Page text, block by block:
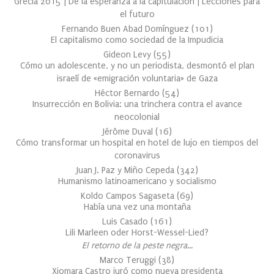
el futuro
Fernando Buen Abad Domínguez (101 )
El capitalismo como sociedad de la Impudicia
Gideon Levy (55)
Cómo un adolescente, y no un periodista, desmontó el plan
israelí de «emigración voluntaria» de Gaza
Héctor Bernardo (54)
Insurrección en Bolivia: una trinchera contra el avance
neocolonial
Jérôme Duval (16)
Cómo transformar un hospital en hotel de lujo en tiempos del
coronavirus
Juan J. Paz y Miño Cepeda (342)
Humanismo latinoamericano y socialismo
Koldo Campos Sagaseta (69)
Había una vez una montaña
Luis Casado (161 )
Lili Marleen oder Horst-Wessel-Lied?
El retorno de la peste negra…
Marco Teruggi (38)
Xiomara Castro juró como nueva presidenta